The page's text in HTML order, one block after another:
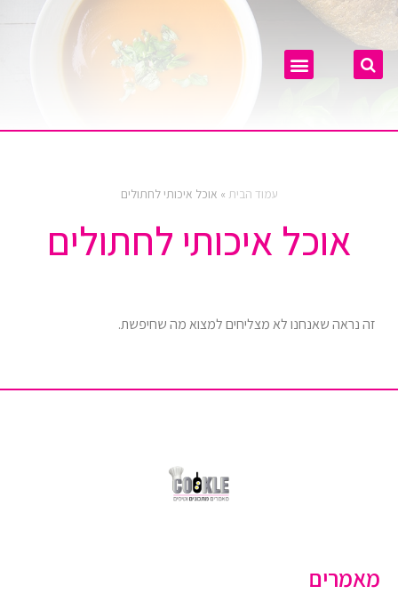
עמוד הבית » אוכל איכותי לחתולים
אוכל איכותי לחתולים
זה נראה שאנחנו לא מצליחים למצוא מה שחיפשת.
מאמרים